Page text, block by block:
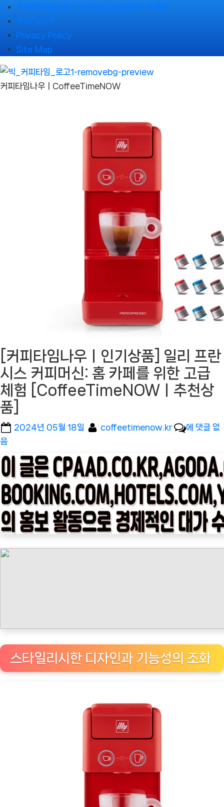
Skip
to
content
🌹커피타임나우ㅣCoffeeTimeNOW 소개🌹
🌹NOWs🌹
Privacy Policy
Site Map
커피타임나우ㅣCoffeeTimeNOW
[커피타임나우ㅣ인기상품] 일리 프란
시스 커피머신: 홈 카페를 위한 고급
체험 [CoffeeTimeNOWㅣ추천상
품]
Posted
2024년 05월 18일 By
coffeetimenow.kr
[커
타
임
나
우
ㅣ
인
스
커
에 댓글 없
음
스타일리시한 디자인과 기능성의 조화